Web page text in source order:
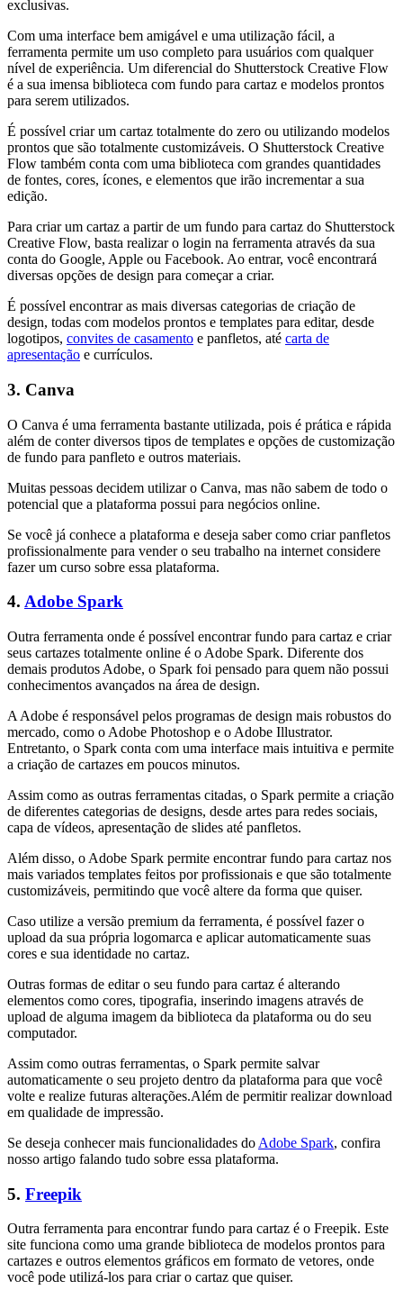
exclusivas.
Com uma interface bem amigável e uma utilização fácil, a
ferramenta permite um uso completo para usuários com qualquer
nível de experiência. Um diferencial do Shutterstock Creative Flow
é a sua imensa biblioteca com fundo para cartaz e modelos prontos
para serem utilizados.
É possível criar um cartaz totalmente do zero ou utilizando modelos
prontos que são totalmente customizáveis. O Shutterstock Creative
Flow também conta com uma biblioteca com grandes quantidades
de fontes, cores, ícones, e elementos que irão incrementar a sua
edição.
Para criar um cartaz a partir de um fundo para cartaz do Shutterstock
Creative Flow, basta realizar o login na ferramenta através da sua
conta do Google, Apple ou Facebook. Ao entrar, você encontrará
diversas opções de design para começar a criar.
É possível encontrar as mais diversas categorias de criação de
design, todas com modelos prontos e templates para editar, desde
logotipos, convites de casamento e panfletos, até carta de
apresentação e currículos.
3. Canva
O Canva é uma ferramenta bastante utilizada, pois é prática e rápida
além de conter diversos tipos de templates e opções de customização
de fundo para panfleto e outros materiais.
Muitas pessoas decidem utilizar o Canva, mas não sabem de todo o
potencial que a plataforma possui para negócios online.
Se você já conhece a plataforma e deseja saber como criar panfletos
profissionalmente para vender o seu trabalho na internet considere
fazer um curso sobre essa plataforma.
4. Adobe Spark
Outra ferramenta onde é possível encontrar fundo para cartaz e criar
seus cartazes totalmente online é o Adobe Spark. Diferente dos
demais produtos Adobe, o Spark foi pensado para quem não possui
conhecimentos avançados na área de design.
A Adobe é responsável pelos programas de design mais robustos do
mercado, como o Adobe Photoshop e o Adobe Illustrator.
Entretanto, o Spark conta com uma interface mais intuitiva e permite
a criação de cartazes em poucos minutos.
Assim como as outras ferramentas citadas, o Spark permite a criação
de diferentes categorias de designs, desde artes para redes sociais,
capa de vídeos, apresentação de slides até panfletos.
Além disso, o Adobe Spark permite encontrar fundo para cartaz nos
mais variados templates feitos por profissionais e que são totalmente
customizáveis, permitindo que você altere da forma que quiser.
Caso utilize a versão premium da ferramenta, é possível fazer o
upload da sua própria logomarca e aplicar automaticamente suas
cores e sua identidade no cartaz.
Outras formas de editar o seu fundo para cartaz é alterando
elementos como cores, tipografia, inserindo imagens através de
upload de alguma imagem da biblioteca da plataforma ou do seu
computador.
Assim como outras ferramentas, o Spark permite salvar
automaticamente o seu projeto dentro da plataforma para que você
volte e realize futuras alterações.Além de permitir realizar download
em qualidade de impressão.
Se deseja conhecer mais funcionalidades do Adobe Spark, confira
nosso artigo falando tudo sobre essa plataforma.
5. Freepik
Outra ferramenta para encontrar fundo para cartaz é o Freepik. Este
site funciona como uma grande biblioteca de modelos prontos para
cartazes e outros elementos gráficos em formato de vetores, onde
você pode utilizá-los para criar o cartaz que quiser.